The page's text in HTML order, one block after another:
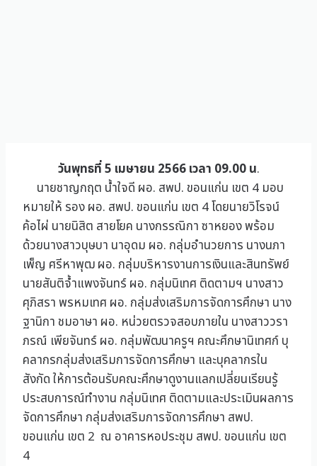
วันพุทธที่ 5 เมษายน 2566 เวลา 09.00 น.
นายชาญกฤต น้ำใจดี ผอ. สพป. ขอนแก่น เขต 4 มอบ
หมายให้ รอง ผอ. สพป. ขอนแก่น เขต 4 โดยนายวิโรจน์
ค้อไผ่ นายนิสิต สายโยค นางกรรณิกา ซาหยอง พร้อม
ด้วยนางสาวบุษบา นาอุดม ผอ. กลุ่มอำนวยการ นางนภา
เพ็ญ ศรีหาพุฒ ผอ. กลุ่มบริหารงานการเงินและสินทรัพย์
นายสันติจ้ำแพงจันทร์ ผอ. กลุ่มนิเทศ ติดตามฯ นางสาว
ศุภิสรา พรหมเทศ ผอ. กลุ่มส่งเสริมการจัดการศึกษา นาง
ฐานิกา ชมอาษา ผอ. หน่วยตรวจสอบภายใน นางสาววรา
ภรณ์ เพียจันทร์ ผอ. กลุ่มพัฒนาครูฯ คณะศึกษานิเทศก์ บุ
คลากรกลุ่มส่งเสริมการจัดการศึกษา และบุคลากรใน
สังกัด ให้การต้อนรับคณะศึกษาดูงานแลกเปลี่ยนเรียนรู้
ประสบการณ์ทำงาน กลุ่มนิเทศ ติดตามและประเมินผลการ
จัดการศึกษา กลุ่มส่งเสริมการจัดการศึกษา สพป.
ขอนแก่น เขต 2 ณ อาคารหอประชุม สพป. ขอนแก่น เขต
4